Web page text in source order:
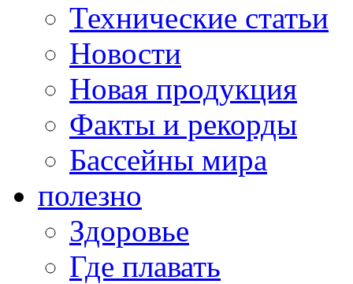
Технические статьи
Новости
Новая продукция
Факты и рекорды
Бассейны мира
полезно
Здоровье
Где плавать